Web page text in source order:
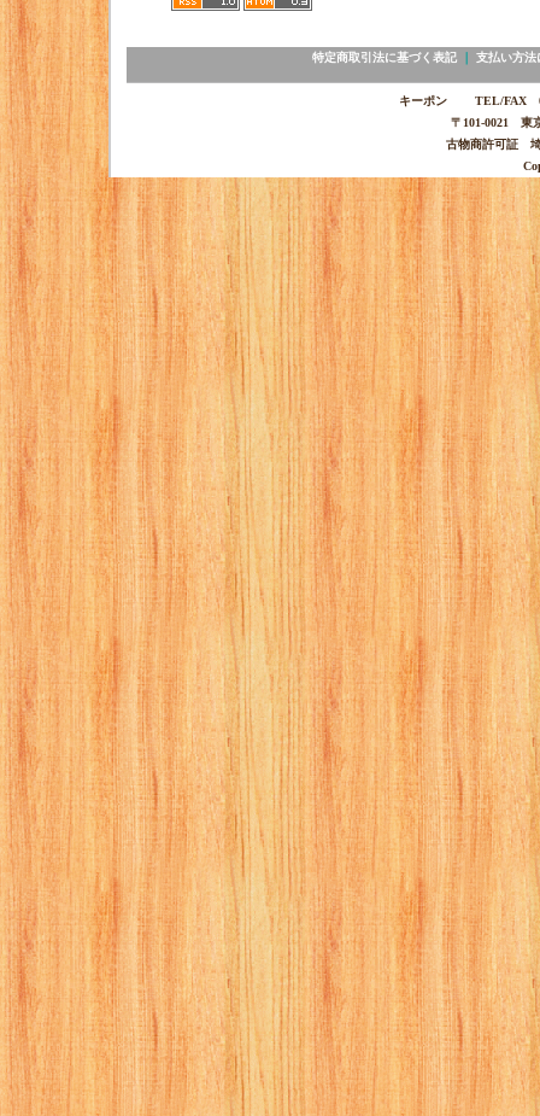
特定商取引法に基づく表記｜ 支払い方法
キーポン TEL/FAX
〒101-0021 東
古物商許可証